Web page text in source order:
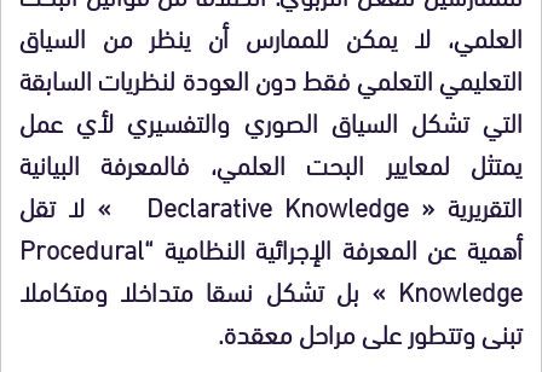
العلمي، لا يمكن للممارس أن ينظر من السياق
التعليمي التعلمي فقط دون العودة لنظريات السابقة
التي تشكل السياق الصوري والتفسيري لأي عمل
يمتثل لمعايير البحت العلمي، فالمعرفة البيانية
التقريرية « Declarative Knowledge
»لا تقل
أهمية عن المعرفة الإجرائية النظامية “
Procedural
Knowledge
» بل تشكل نسقا متداخلا ومتكاملا
تبنى وتتطور على مراحل معقدة.